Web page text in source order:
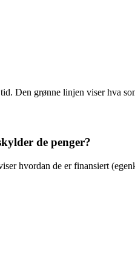
Den grønne linjen viser hva
de penger?
hvordan de er finansiert